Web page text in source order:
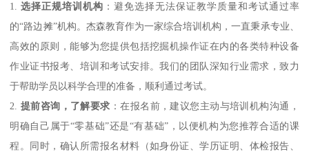
1.选择正规培训机构 ：避免选择无法保证教学质量和考试通过率
的“路边摊”机构。杰森教育作为一家综合培训机构，一直秉承专业、
高效的原则，能够为您提供包括挖掘机操作证在内的各类特种设备
作业证书报考、培训和考试安排。我们的团队深知行业需求，致力
于帮助学员以科学合理的准备，顺利通过考试。
2. 提前咨询，了解要求 ：在报名前，建议您主动与培训机构沟通，
明确自己属于“零基础”还是“有基础”，以便机构为您推荐合适的课
程。同时，确认所需报名材料（如身份证、学历证明、体检报告、